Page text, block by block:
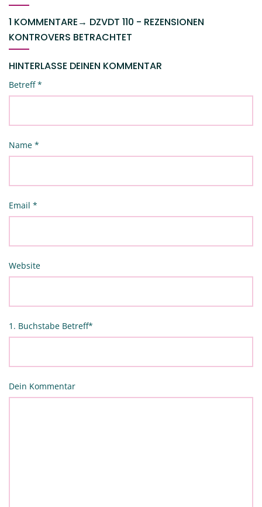
1 KOMMENTARE→ DZVDT 110 - REZENSIONEN
KONTROVERS BETRACHTET
HINTERLASSE DEINEN KOMMENTAR
Betreff*
Name *
Email *
Website
1. Buchstabe Betreff*
Dein Kommentar